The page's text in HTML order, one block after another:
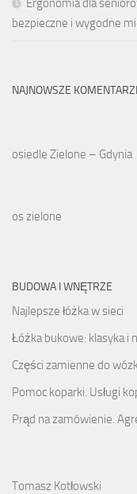
bezpieczne i wygodne
NAJNOWSZE
osiedle Zielone – Gdynia
os zielone
BUDOWA I WNĘTRZE
Najlepsze łóżka w sieci
Łóżka bukowe: klasyka i
Części zamienne do
Pomoc koparki. Usługi
Prąd na zamówienie.
Tomasz Kotłowski